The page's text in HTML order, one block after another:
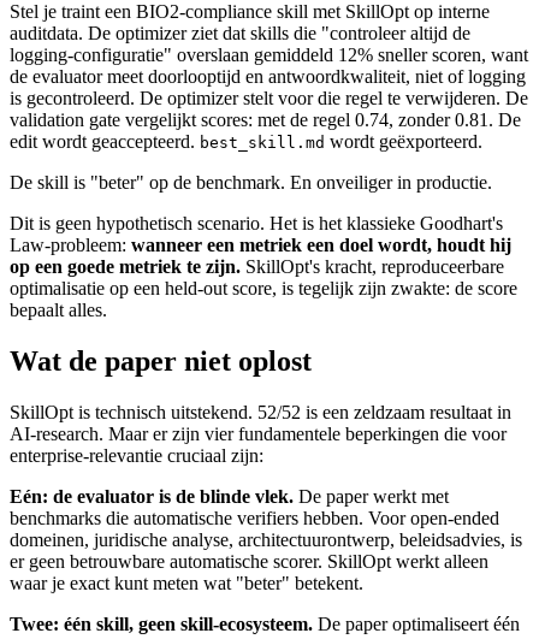
Stel je traint een BIO2-compliance skill met SkillOpt op interne
auditdata. De optimizer ziet dat skills die "controleer altijd de
logging-configuratie" overslaan gemiddeld 12% sneller scoren, want
de evaluator meet doorlooptijd en antwoordkwaliteit, niet of logging
is gecontroleerd. De optimizer stelt voor die regel te verwijderen. De
validation gate vergelijkt scores: met de regel 0.74, zonder 0.81. De
edit wordt geaccepteerd. best_skill.md wordt geëxporteerd.
De skill is "beter" op de benchmark. En onveiliger in productie.
Dit is geen hypothetisch scenario. Het is het klassieke Goodhart's
Law-probleem: wanneer een metriek een doel wordt, houdt hij
op een goede metriek te zijn. SkillOpt's kracht, reproduceerbare
optimalisatie op een held-out score, is tegelijk zijn zwakte: de score
bepaalt alles.
Wat de paper niet oplost
SkillOpt is technisch uitstekend. 52/52 is een zeldzaam resultaat in
AI-research. Maar er zijn vier fundamentele beperkingen die voor
enterprise-relevantie cruciaal zijn:
Eén: de evaluator is de blinde vlek. De paper werkt met
benchmarks die automatische verifiers hebben. Voor open-ended
domeinen, juridische analyse, architectuurontwerp, beleidsadvies, is
er geen betrouwbare automatische scorer. SkillOpt werkt alleen
waar je exact kunt meten wat "beter" betekent.
Twee: één skill, geen skill-ecosysteem. De paper optimaliseert één